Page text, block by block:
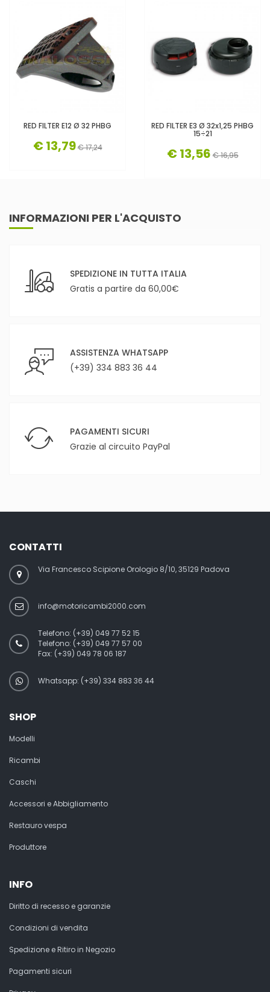
RED FILTER E12 Ø 32 PHBG
€ 13,79€ 17,24
RED FILTER E3 Ø 32x1,25 PHBG
15÷21
€ 13,56 € 16,95
INFORMAZIONI PER L'ACQUISTO
SPEDIZIONE IN TUTTA ITALIA
Gratis a partire da 60,00€
ASSISTENZA WHATSAPP
(+39) 334 883 36 44
PAGAMENTI SICURI
Grazie al circuito PayPal
CONTATTI
Via Francesco Scipione Orologio 8/10, 35129 Padova
info@motoricambi2000.com
Telefono: (+39) 049 77 52 15
Telefono: (+39) 049 77 57 00
Fax: (+39) 049 78 06 187
Whatsapp: (+39) 334 883 36 44
SHOP
Modelli
Ricambi
Caschi
Accessori e Abbigliamento
Restauro vespa
Produttore
INFO
Diritto di recesso e garanzie
Condizioni di vendita
Spedizione e Ritiro in Negozio
Pagamenti sicuri